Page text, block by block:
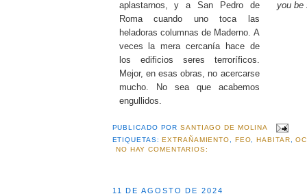
aplastarnos, y a San Pedro de
Roma cuando uno toca las
heladoras columnas de Maderno. A
veces la mera cercanía hace de
los edificios seres terroríficos.
Mejor, en esas obras, no acercarse
mucho. No sea que acabemos
engullidos.
you be
PUBLICADO PORSANTIAGO DE MOLINA
ETIQUETAS:EXTRAÑAMIENTO, FEO,HABITAR,
NO HAY COMENTARIOS:
11 DE AGOSTO DE 2024